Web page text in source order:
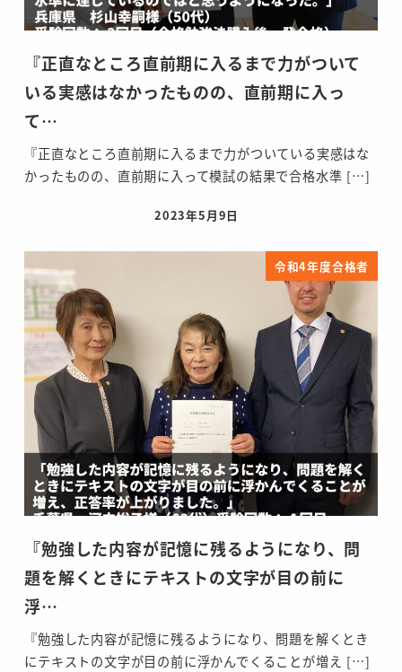
『正直なところ直前期に入るまで力がついて
いる実感はなかったものの、直前期に入っ
て…
『正直なところ直前期に入るまで力がついている実感はな
かったものの、直前期に入って模試の結果で合格水準 […]
投稿日
2023年5月9日
令和4年度合格者
『勉強した内容が記憶に残るようになり、問
題を解くときにテキストの文字が目の前に
浮…
『勉強した内容が記憶に残るようになり、問題を解くとき
にテキストの文字が目の前に浮かんでくることが増え […]